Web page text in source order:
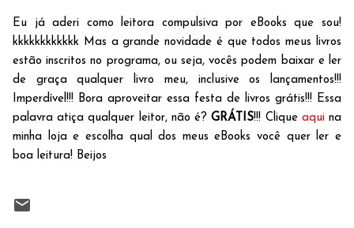
Eu já aderi como leitora compulsiva por eBooks que sou!
kkkkkkkkkkkk Mas a grande novidade é que todos meus livros
estão inscritos no programa, ou seja, vocês podem baixar e ler
de graça qualquer livro meu, inclusive os lançamentos!!!
Imperdível!!! Bora aproveitar essa festa de livros grátis!!! Essa
palavra atiça qualquer leitor, não é?GRÁTIS!!! Clique aquina
minha loja e escolha qual dos meus eBooks você quer ler e
boa leitura! Beijos